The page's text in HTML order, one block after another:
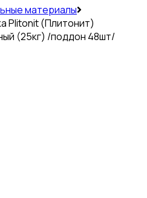
материалы
Plitonit (Плитонит)
(25кг) /поддон 48шт/